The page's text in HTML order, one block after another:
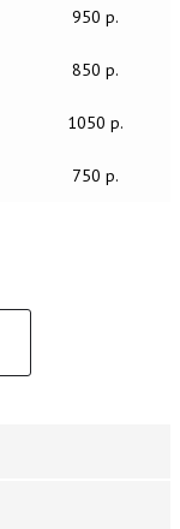
950 р.
850 р.
1050 р.
750 р.